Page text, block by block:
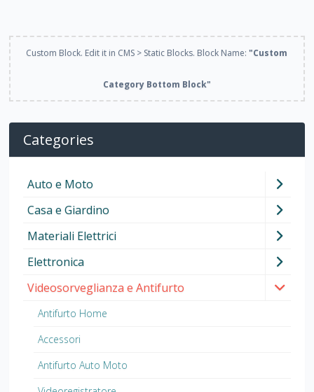
Custom Block. Edit it in CMS > Static Blocks. Block Name:"Custom
Category Bottom Block"
Categories
Auto e Moto
Casa e Giardino
Materiali Elettrici
Elettronica
Videosorveglianza e Antifurto
Antifurto Home
Accessori
Antifurto Auto Moto